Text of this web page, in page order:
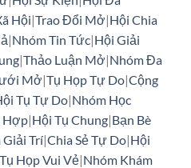
Hội|Trao Đổi Mở|Hội Chia
|Nhóm Tin Tức|Hội Giải
|Thảo Luận Mở|Nhóm Đa
Mở|Tụ Họp Tự Do|Cộng
Tụ Tự Do|Nhóm Học
Hợp|Hội Tụ Chung|Bạn Bè
Giải Trí|Chia Sẻ Tự Do|Hội
Tụ Họp Vui Vẻ|Nhóm Khám